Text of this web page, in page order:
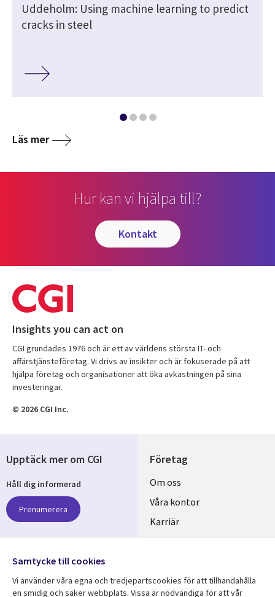
Uddeholm: Using machine learning to predict
cracks in steel
Läs mer
Hur kan vi hjälpa till?
kontakt
Insights you can act on
CGI grundades 1976 och är ett av världens största IT- och
affärstjänsteföretag. Vi drivs av insikter och är fokuserade på att
hjälpa företag och organisationer att öka avkastningen på sina
investeringar.
© 2026 CGI Inc.
Företag
Useful
links
SWEDEN
Om oss
Våra kontor
Karriär
Hållbarhet
Upptäck mer om CGI
Håll dig informerad
Prenumerera
Följ oss
Social
Samtycke till cookies
Vi använder våra egna och tredjepartscookies för att tillhandahålla
en smidig och säker webbplats. Vissa är nödvändiga för att vår